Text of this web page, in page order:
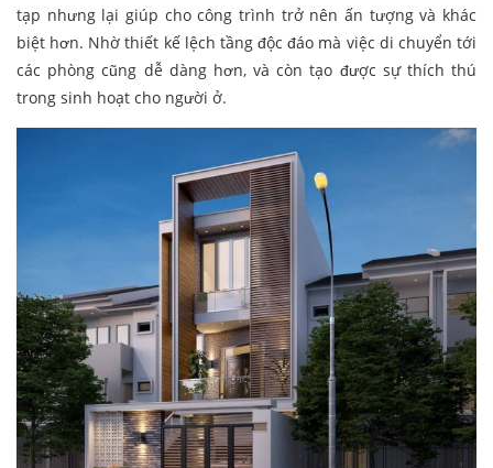
tạp nhưng lại giúp cho công trình trở nên ấn tượng và khác
biệt hơn. Nhờ thiết kế lệch tầng độc đáo mà việc di chuyển tới
các phòng cũng dễ dàng hơn, và còn tạo được sự thích thú
trong sinh hoạt cho người ở.